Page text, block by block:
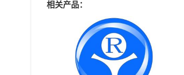
相关产品：